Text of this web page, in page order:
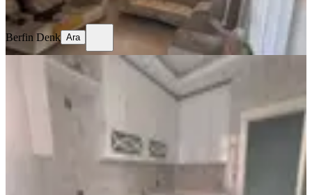
Ara
Berfin Denk Ara
Sağlam'dan Gürselpaşa'da 2+1
Kiralık Daire
130 m² ·Düz Giriş (Zemin)
220.000 ₺